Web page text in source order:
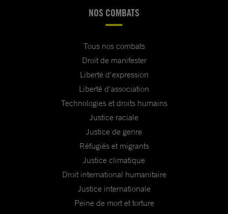
NOS COMBATS
Tous nos combats
Droit de manifester
Liberté d'expression
Liberté d'association
Technologies et droits humains
Justice raciale
Justice de genre
Réfugiés et migrants
Justice climatique
Droit international humanitaire
Justice internationale
Peine de mort et torture